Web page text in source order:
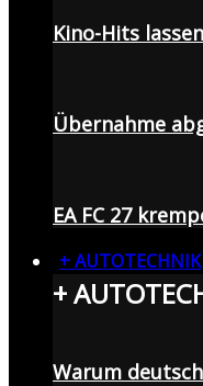
Kino-Hits
Übernahme
EA FC 27
+ AUTOTECHNIK
+
Warum